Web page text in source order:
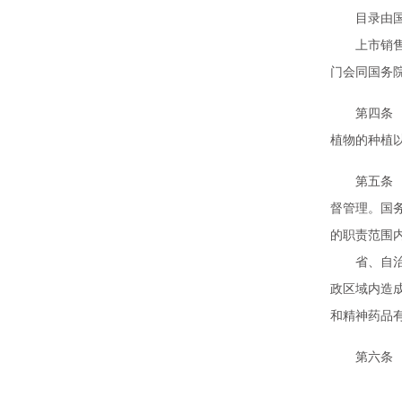
目录由国
上市销售
门会同国务
第四条 国
植物的种植
第五条 国
督管理。国
的职责范围
省、自治
政区域内造
和精神药品
第六条 麻